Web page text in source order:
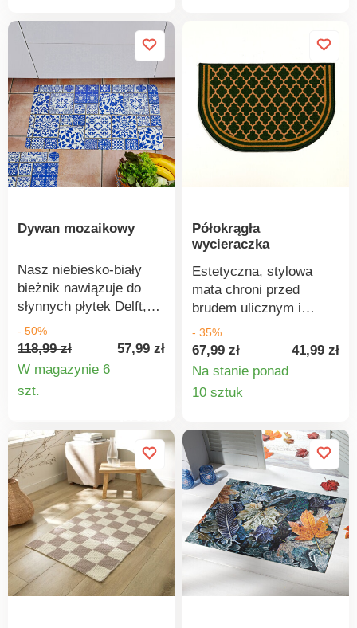
wnętrza.
Dywan mozaikowy
Nasz niebiesko-biały
bieżnik nawiązuje do
słynnych płytek Delft,
które szerzą świeżość i
przytulną atmosferę.
- 50%
118,99 zł
57,99 zł
W magazynie 6
szt.
Półokrągła
wycieraczka
Estetyczna, stylowa
mata chroni przed
brudem ulicznym i
zużyciem na
powierzchniach
podłogowych o dużym
natężeniu ruchu.
Elegancka i wytrzymała.
- 35%
67,99 zł
41,99 zł
Na stanie ponad
10 sztuk